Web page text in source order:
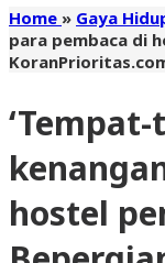
Home » Gaya
para pembaca di
hostel